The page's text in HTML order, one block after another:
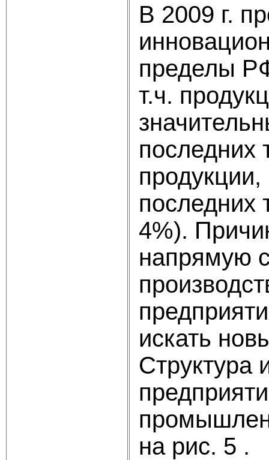
В 2009 г.
пределы
т.ч.
последних
последних
4%).
напрямую
искать
Структура
на рис. 5 .